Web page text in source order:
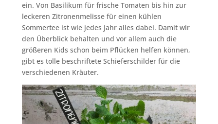
ein. Von Basilikum für frische Tomaten bis hin zur
leckeren Zitronenmelisse für einen kühlen
Sommertee ist wie jedes Jahr alles dabei. Damit wir
den Überblick behalten und vor allem auch die
größeren Kids schon beim Pflücken helfen können,
gibt es tolle beschriftete Schieferschilder für die
verschiedenen Kräuter.